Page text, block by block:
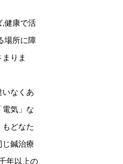
,健康で活
場所に障
りま
いなくあ
電気」な
どなた
じ鍼治療
年以上の